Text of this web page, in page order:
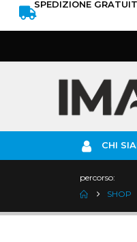
SPEDIZIONE
CHI
percorso:
SHOP